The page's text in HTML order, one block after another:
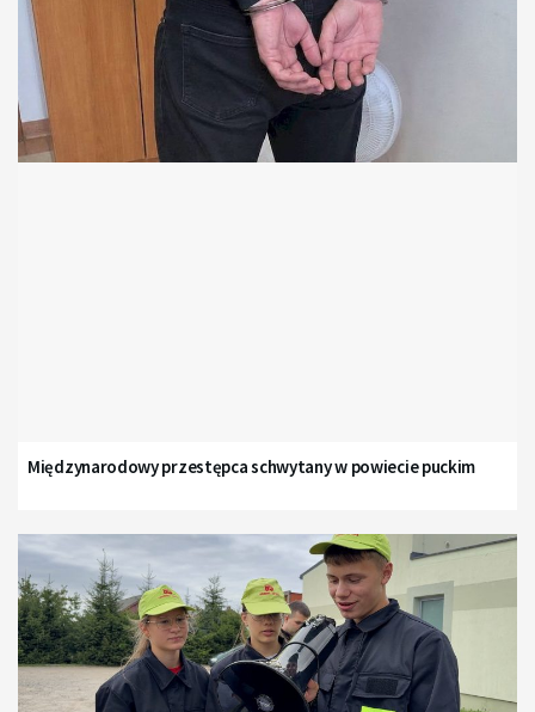
Międzynarodowy przestępca schwytany w powiecie puckim